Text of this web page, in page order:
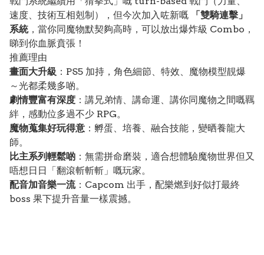
速度、技術互相剋制），但今次加入咗新嘅
「雙騎連擊」
系統，當你同魔物默契夠高時，可以放出爆炸級 Combo，
睇到你血脈賁張！
推薦理由
畫面大升級 ：PS5 加持，角色細節、特效、魔物模型靚爆
～光都柔幾多啲。
劇情豐富有深度 ：講兄弟情、講命運、講你同魔物之間嘅羈
絆，感動位多過不少 RPG。
魔物蒐集好玩得意 ：孵蛋、培養、融合技能，變晒養龍大
師。
比主系列輕鬆啲 ：無需拼命磨裝，適合想體驗魔物世界但又
唔想日日「翻滾斬斬斬」嘅玩家。
配音加音樂一流：Capcom 出手，配樂燃到好似打最終
boss 果下提升音量一樣震撼。